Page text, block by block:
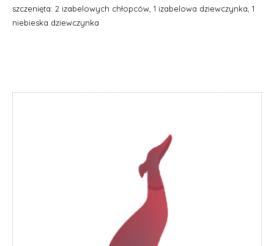
szczenięta: 2 izabelowych chłopców, 1 izabelowa dziewczynka, 1
niebieska dziewczynka